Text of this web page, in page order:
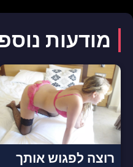
מודעות
רוצה לפגוש אותך